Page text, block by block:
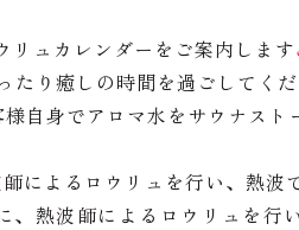
リュカレンダーをご案内します
り癒しの時間を過ごしてくだ
自身でアロマ水をサウナスト
によるロウリュを行い、熱波
、熱波師によるロウリュを行